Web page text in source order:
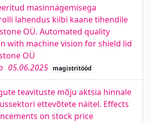
masinnägemisega
lahendus kilbi kaane tihendile
OÜ. Automated quality
with machine vision for shield lid
OÜ
05.06.2025 magistritööd
teavituste mõju aktsia hinnale
ettevõtete näitel. Effects
on stock price